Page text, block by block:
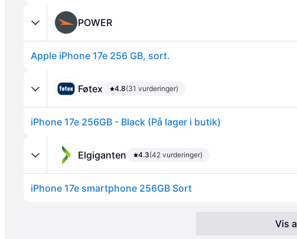
POWER
Apple iPhone 17e 256 GB, sort.
Føtex 4.8(31 vurderinger)
iPhone 17e 256GB - Black (På lager i butik)
Elgiganten 4.3(42 vurderinger)
iPhone 17e smartphone 256GB Sort
Vis